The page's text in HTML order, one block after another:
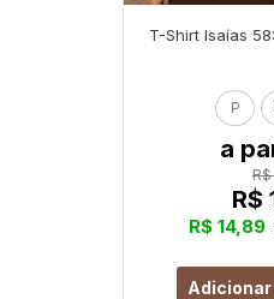
T-Shirt Isaías
P
a
R$
R$ 14,89